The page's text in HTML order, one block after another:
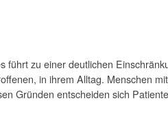
zu einer deutlichen
in ihrem Alltag. Menschen
Gründen entscheiden sich